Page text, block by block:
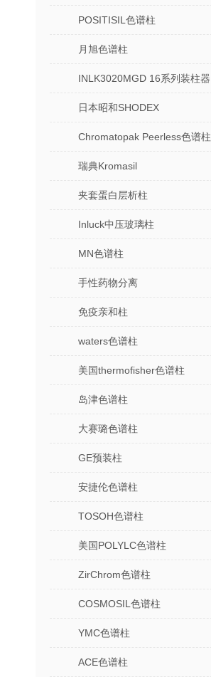
POSITISIL色谱柱
月旭色谱柱
INLK3020MGD 16系列装柱器
日本昭和SHODEX
Chromatopak Peerless色谱柱
瑞典Kromasil
夹套蛋白层析柱
Inluck中压玻璃柱
MN色谱柱
手性药物分离
免疫亲和柱
waters色谱柱
美国thermofisher色谱柱
岛津色谱柱
大赛璐色谱柱
GE预装柱
安捷伦色谱柱
TOSOH色谱柱
美国POLYLC色谱柱
ZirChrom色谱柱
COSMOSIL色谱柱
YMC色谱柱
ACE色谱柱